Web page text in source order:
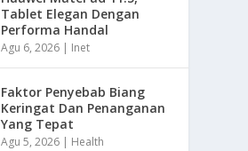
Tablet Elegan Dengan
Performa Handal
Agu 6, 2026 | Inet
Faktor Penyebab Biang
Keringat Dan Penanganan
Yang Tepat
Agu 5, 2026 | Health